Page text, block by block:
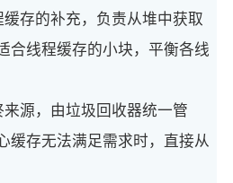
存的补充，负责从堆中获取
合线程缓存的小块，平衡各线
源，由垃圾回收器统一管
缓存无法满足需求时，直接从